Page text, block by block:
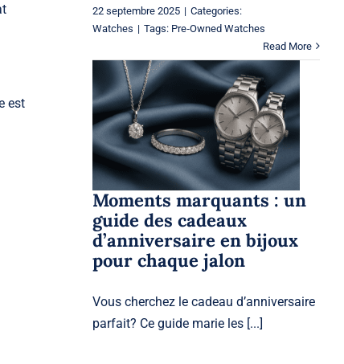
est
22 septembre 2025 | Categories:
Watches | Tags: Pre‑Owned Watches
Read More
Moments marquants :
un guide des cadeaux
d’anniversaire en bijoux
pour chaque jalon
Moments marquants : un
guide des cadeaux
d’anniversaire en bijoux
pour chaque jalon
Vous cherchez le cadeau d’anniversaire
parfait? Ce guide marie les [...]